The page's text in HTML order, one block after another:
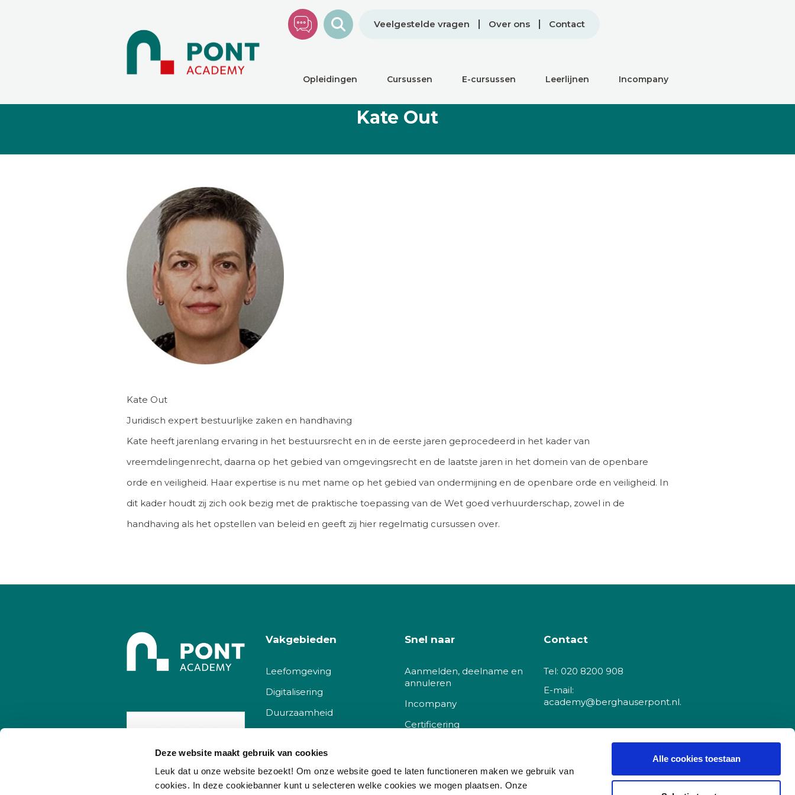
Deze website maakt gebruik van cookies
Leuk dat u onze website bezoekt! Om onze website goed te laten functioneren maken we gebruik van
cookies. In deze cookiebanner kunt u selecteren welke cookies we mogen plaatsen. Onze
Alle cookies toestaan
Veelgestelde vragen Over ons Contact
Opleidingen Cursussen E-cursussen Leerlijnen Incompany
Kate Out
Kate Out
Juridisch expert bestuurlijke zaken en handhaving
Kate heeft jarenlang ervaring in het bestuursrecht en in de eerste jaren geprocedeerd in het kader van
vreemdelingenrecht, daarna op het gebied van omgevingsrecht en de laatste jaren in het domein van de openbare
orde en veiligheid. Haar expertise is nu met name op het gebied van ondermijning en de openbare orde en veiligheid. In
dit kader houdt zij zich ook bezig met de praktische toepassing van de Wet goed verhuurderschap, zowel in de
handhaving als het opstellen van beleid en geeft zij hier regelmatig cursussen over.
/ 10 255 reviews
Vakgebieden
Leefomgeving
Digitalisering
Duurzaamheid
Governance
Snel naar
Aanmelden, deelname en
annuleren
Incompany
Certificering
Klachtenprocedure
Korting
Contact
Tel: 020 8200 908
E-mail:
academy@berghauserpont.nl.
geen